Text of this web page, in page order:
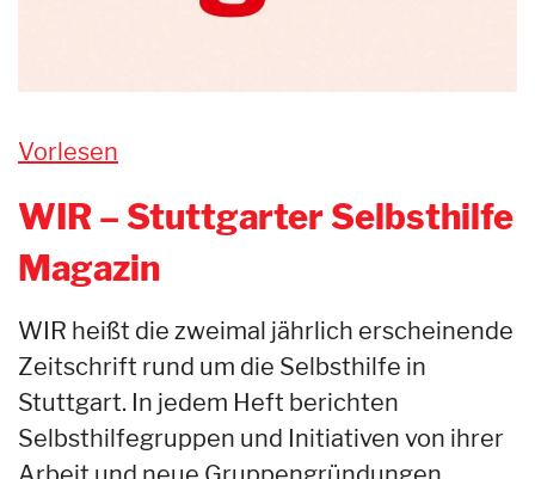
Vorlesen
WIR – Stuttgarter Selbsthilfe
Magazin
WIR heißt die zweimal jährlich erscheinende
Zeitschrift rund um die Selbsthilfe in
Stuttgart. In jedem Heft berichten
Selbsthilfegruppen und Initiativen von ihrer